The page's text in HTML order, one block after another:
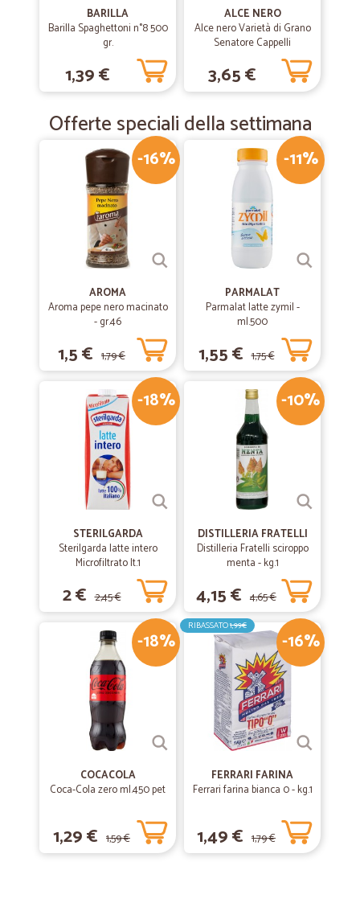
BARILLA
Barilla Spaghettoni n°8 500
gr.
1,39 €
ALCE NERO
Alce nero Varietà di Grano
Senatore Cappelli
Spaghettoni Bio 500 gr.
3,65 €
Offerte speciali della settimana
-16%
AROMA
Aroma pepe nero macinato
- gr.46
1,5 € 1,79 €
-11%
PARMALAT
Parmalat latte zymil -
ml.500
1,55 € 1,75 €
-18%
STERILGARDA
Sterilgarda latte intero
Microfiltrato lt.1
2 € 2,45 €
-10%
DISTILLERIA FRATELLI
Distilleria Fratelli sciroppo
menta - kg.1
4,15 € 4,65 €
-18%
COCACOLA
Coca-Cola zero ml.450 pet
1,29 € 1,59 €
-16%
RIBASSATO1,99€
FERRARI FARINA
Ferrari farina bianca 0 - kg.1
1,49 € 1,79 €